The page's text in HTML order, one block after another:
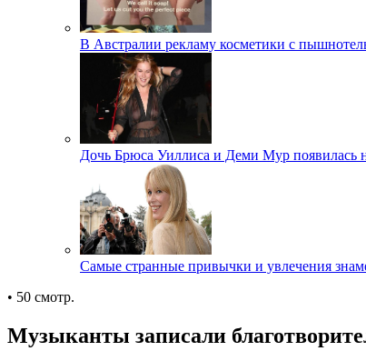
В Австралии рекламу косметики с
Дочь Брюса Уиллиса и Деми Мур появилась
Самые странные привычки и увлечения
• 50 смотр.
Музыканты записали